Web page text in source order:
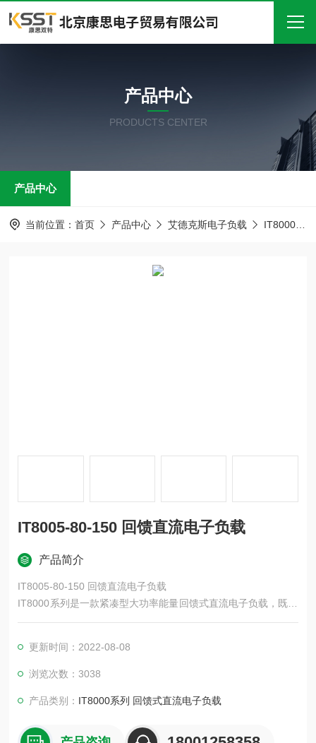
关于我们
产品中心
在线留言
产品中心
PRODUCTS CENTER
产品中心
当前位置： 首页 产品中心 艾德克斯电子负载 IT8000系列 回馈式直流电子负载
IT8005-80-150 回馈直流电子负载
产品简介
IT8005-80-150 回馈直流电子负载
IT8000系列是一款紧凑型大功率能量回馈式直流电子负载，既能
模拟各种负载特性，又能将电能回馈电网，不但为用户节省了用
密度设计，3U体积内可提供高达18kW的功率吸收，通过主从并
联、主动均流，可将功率扩展至1.152MW，特别适用于大功率电
更新时间：2022-08-08
浏览次数：3038
产品类别： IT8000系列 回馈式直流电子负载